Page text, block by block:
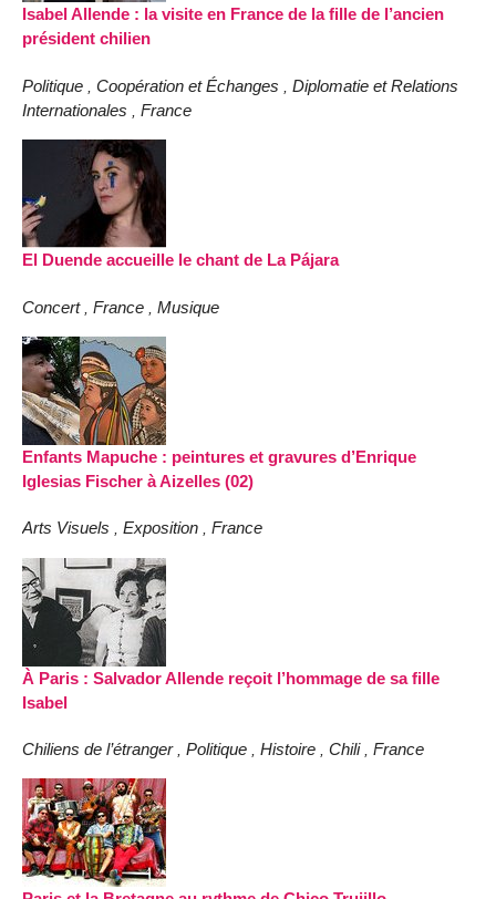
Isabel Allende : la visite en France de la fille de l’ancien
président chilien
Politique Coopération et Échanges
Diplomatie et Relations
Internationales
France
El Duende accueille le chant de La Pájara
Concert, France Musique
Enfants Mapuche : peintures et gravures d’Enrique
Iglesias Fischer à Aizelles (02)
Arts Visuels , Exposition , France
À Paris : Salvador Allende reçoit l’hommage de sa fille
Isabel
Chiliens de l’étranger , Politique , Histoire , Chili, France